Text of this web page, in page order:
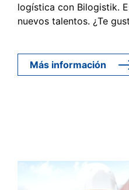
logística con Bilogistik.
nuevos talentos. ¿Te
Más información